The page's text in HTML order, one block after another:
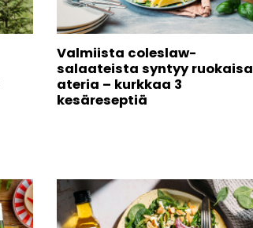
Valmiista coleslaw-
salaateista syntyy ruokaisa
ateria – kurkkaa 3
kesäreseptiä